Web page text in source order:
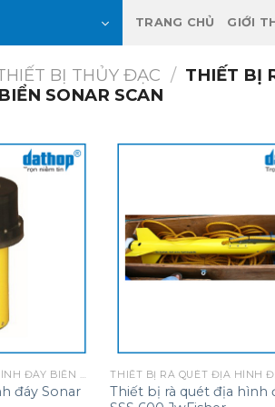
TRANG CHỦ GIỚI
BỊ THỦY ĐẠC / THIẾT BỊ
SONAR SCAN
THIẾT BỊ RÀ QUÉT ĐỊA HÌNH ĐÁY BIỂN SONAR SCAN
đáy Sonar
Thiết bị rà quét địa hình